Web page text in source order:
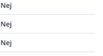
Nej
Nej
Nej